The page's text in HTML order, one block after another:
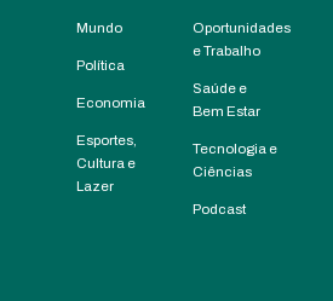
Mundo
Política
Economia
Esportes,
Cultura e
Lazer
Oportunidades
e Trabalho
Saúde e
Bem Estar
Tecnologia e
Ciências
Podcast